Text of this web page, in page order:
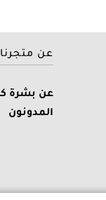
عن متجرنا
عن بشرة
المدونون